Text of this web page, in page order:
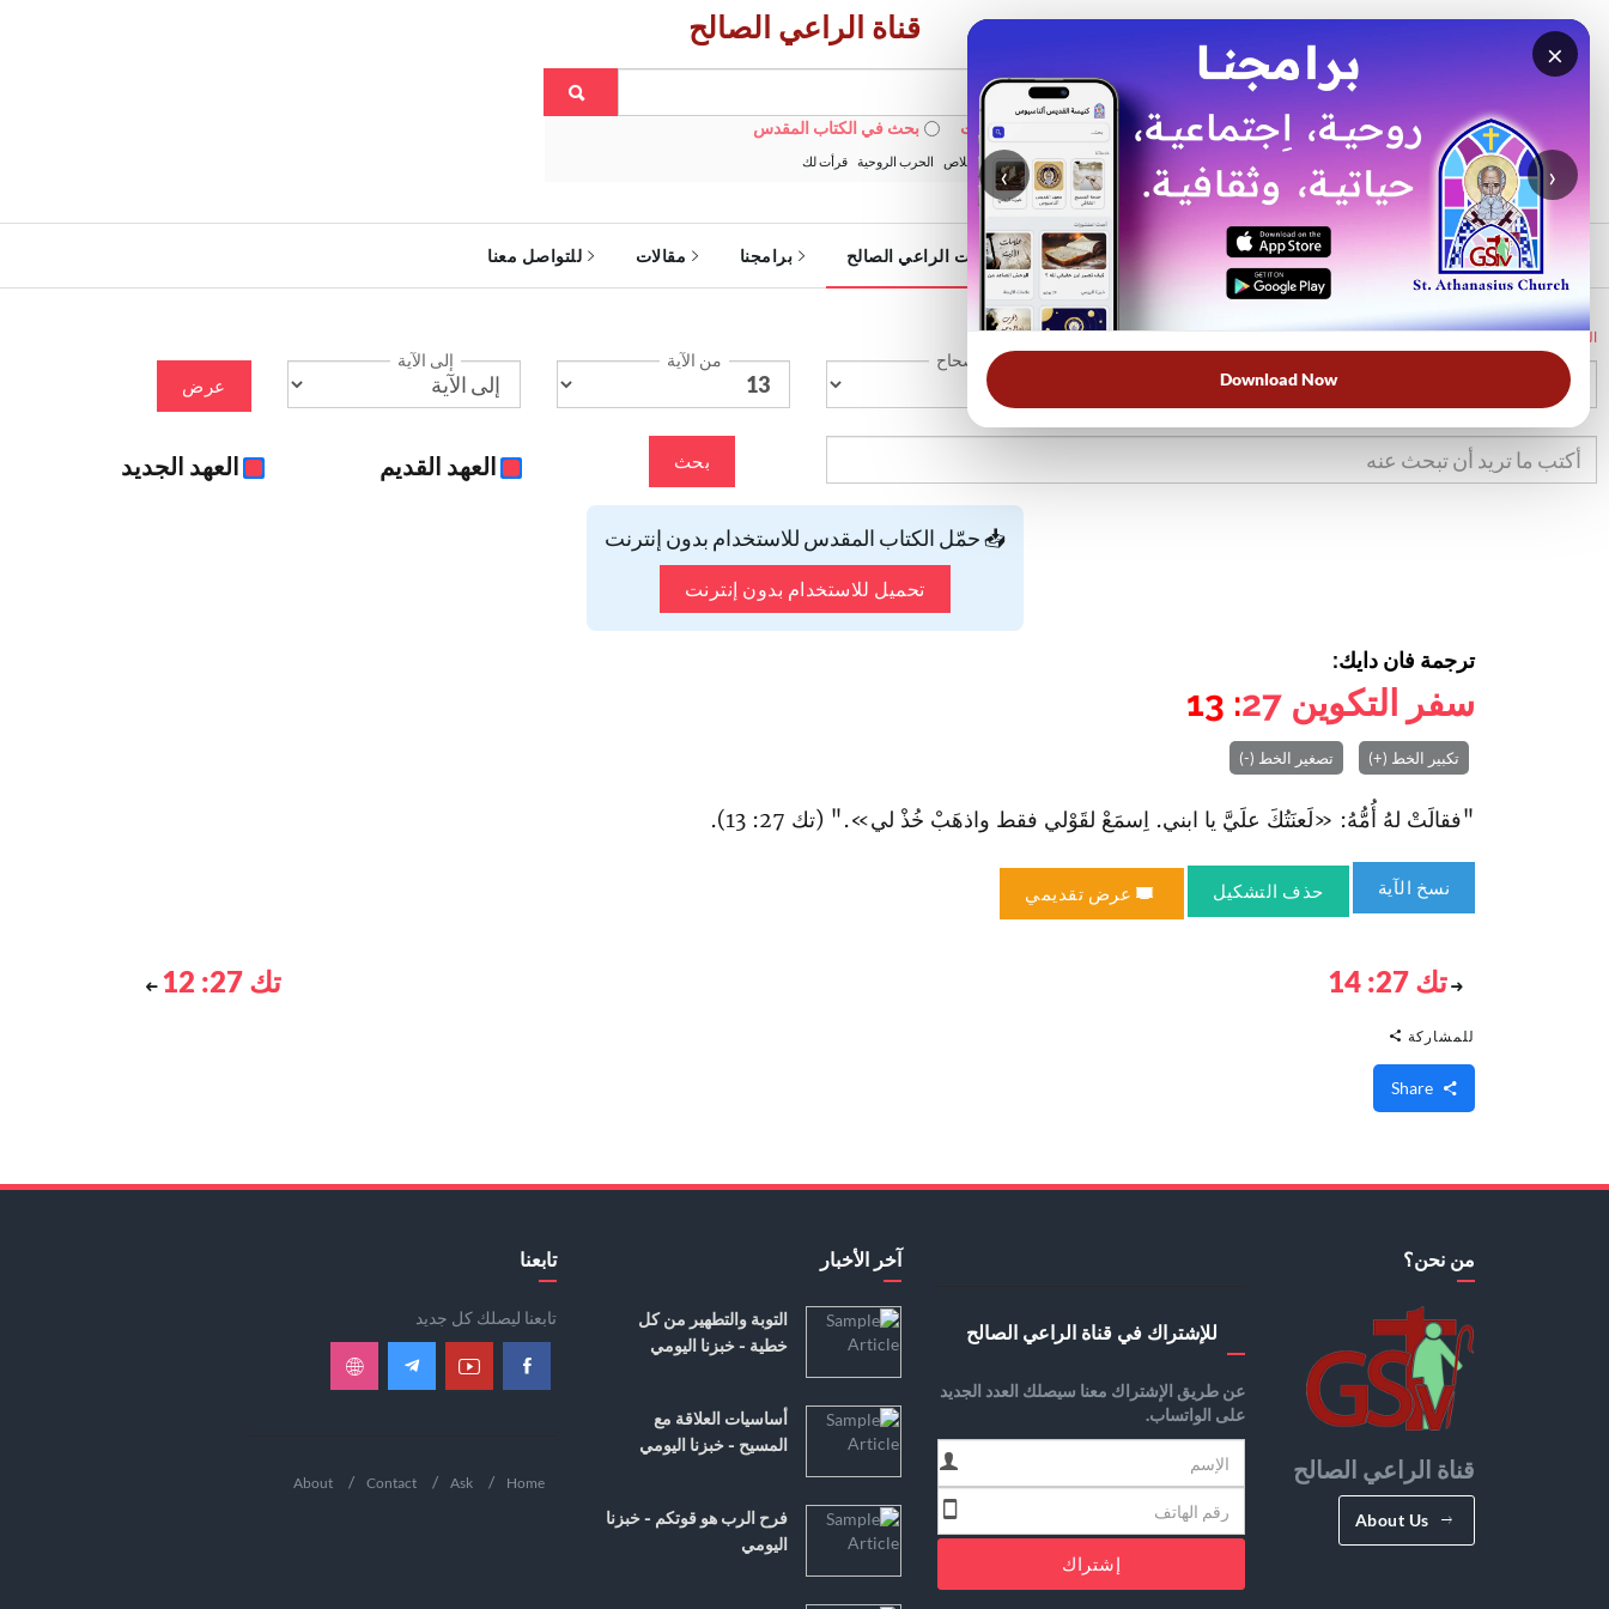
×
‹ ›
Download Now
قناة الراعي الصالح
بحث في الويبسايت بحث في الكتاب المقدس
الأكثر بحثًا: خبزنا اليومي الخلاص الحرب الروحية قرأت لك
الرئيسية خدمات الراعي الصالح برامجنا مقالات للتواصل معنا
الرئيسية
الإصحاح من الآية إلى الآية
عرض
بحث العهد القديم العهد الجديد
📥 حمّل الكتاب المقدس للاستخدام بدون إنترنت
تحميل للاستخدام بدون إنترنت
ترجمة فان دايك:
سفر التكوين 27
: 13
تكبير الخط (+) تصغير الخط (-)
"فقالَتْ لهُ أُمُّهُ: «لَعنَتُكَ علَيَّ يا ابني. اِسمَعْ لقَوْلي فقط واذهَبْ خُذْ لي»." (تك 27: 13).
نسخ الآية حذف التشكيل عرض تقديمي
تك 27: 14 تك 27: 12
للمشاركة
من نحن؟
قناة الراعي الصالح
About Us
للإشتراك في قناة الراعي الصالح
عن طريق الإشتراك معنا سيصلك العدد الجديد
على الواتساب.
إشتراك
آخر الأخبار
التوبة والتطهير من كل
خطية - خبزنا اليومي
أساسيات العلاقة مع
المسيح - خبزنا اليومي
فرح الرب هو قوتكم - خبزنا
اليومي
تابعنا
تابعنا ليصلك كل جديد
Home
Ask
Contact
About